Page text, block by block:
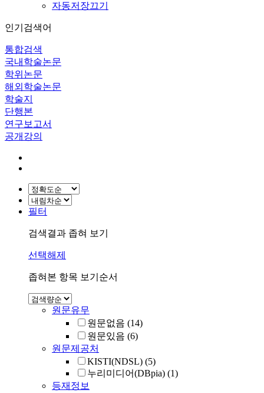
자동저장끄기
인기검색어
통합검색
국내학술논문
학위논문
해외학술논문
학술지
단행본
연구보고서
공개강의
필터
검색결과 좁혀 보기
선택해제
좁혀본 항목 보기순서
원문유무
원문없음 (14)
원문있음 (6)
원문제공처
KISTI(NDSL) (5)
누리미디어(DBpia) (1)
등재정보